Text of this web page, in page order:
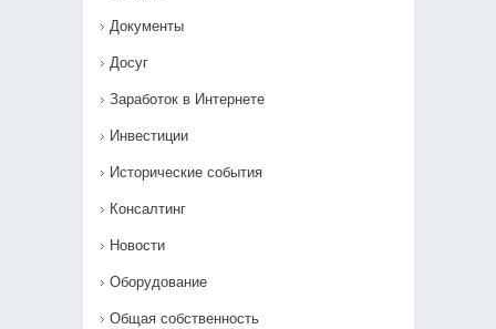
Документы
Досуг
Заработок в Интернете
Инвестиции
Исторические события
Консалтинг
Новости
Оборудование
Общая собственность